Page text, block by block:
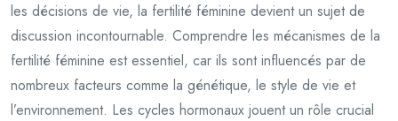
les décisions de vie, la fertilité féminine devient un sujet de
discussion incontournable. Comprendre les mécanismes de la
fertilité féminine est essentiel, car ils sont influencés par de
nombreux facteurs comme la génétique, le style de vie et
l’environnement. Les cycles hormonaux jouent un rôle crucial